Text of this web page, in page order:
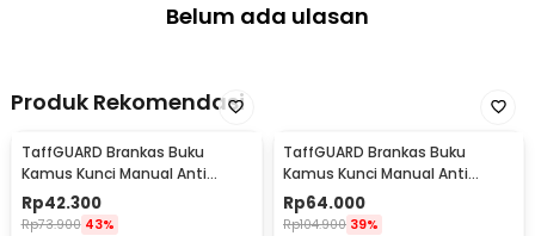
Belum ada ulasan
Produk Rekomendasi
TaffGUARD Brankas Buku
Kamus Kunci Manual Anti
Maling Hidden Safe Box Kecil -
KB-10L
Rp42.300
Rp73.900 43%
TaffGUARD Brankas Buku
Kamus Kunci Manual Anti
Maling Hidden Safe Box Sedang
- KB-10L
Rp64.000
Rp104.900 39%